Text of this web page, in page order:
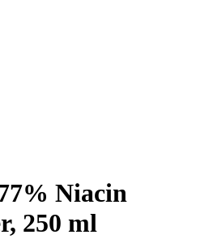
Niacin
250 ml